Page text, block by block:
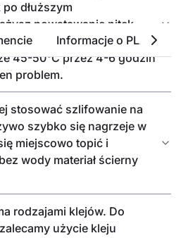
Informacje o PLA
dłuższym
powstawanie nitek,
powierzchni,
45-50°C przez 4-6 godzin
problem.
stosować szlifowanie na
szybko się nagrzeje w
miejscowo topić i
wody materiał ścierny
rodzajami klejów. Do
użycie kleju